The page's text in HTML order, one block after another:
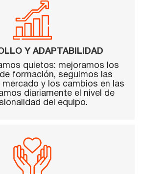
Y ADAPTABILIDAD
quietos: mejoramos los
formación, seguimos las
y los cambios en las
diariamente el nivel de
del equipo.